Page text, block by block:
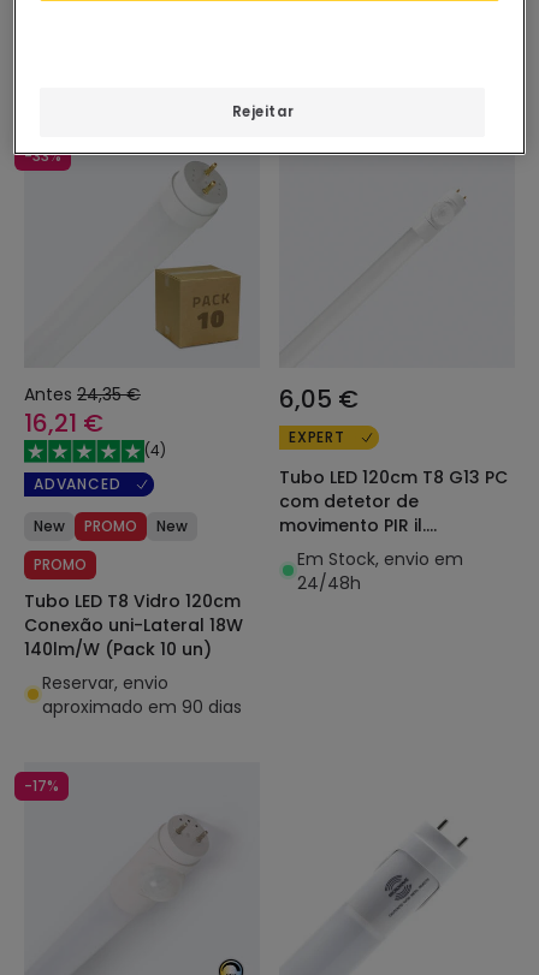
-33%
Antes 24,35 €
16,21 €
(4)
ADVANCED
New PROMO
New
PROMO
Tubo LED T8 Vidro 120cm
Conexão uni-Lateral 18W
140lm/W (Pack 10 un)
Reservar, envio
aproximado em 90 dias
6,05 €
EXPERT
Tubo LED 120cm T8 G13 PC
com detetor de
movimento PIR il.
Segurança Conexão
unilateral 18W 140lm/W
Em Stock, envio em
24/48h
-17%
Rejeitar